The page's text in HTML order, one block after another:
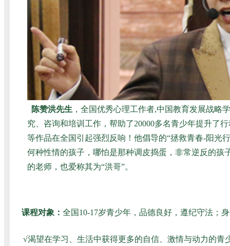
课程对象： 全国10-17岁青少年，品德良好，遵纪守法；
√渴望在学习、生活中获得更多的自信、激情与动力的青